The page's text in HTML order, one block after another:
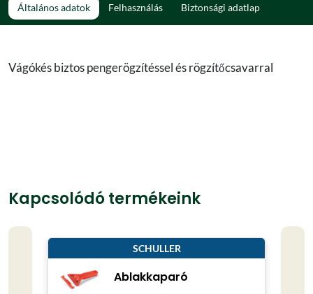
Általános adatok Felhasználás Biztonsági adatlap
Vágókés biztos pengerögzítéssel és rögzítőcsavarral
Kapcsolódó termékeink
SCHULLER
Ablakkaparó